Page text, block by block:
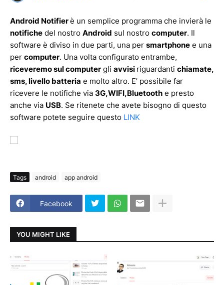
Android Notifierè un semplice programma che invierà le
notifiche del nostro Android sul nostro computer. Il
software è diviso in due parti, una per smartphone e una
per computer. Una volta configurato entrambe,
riceveremo sul computer gli avvisi riguardanti chiamate,
sms, livello batteria e molto altro. E’ possibile far
ricevere le notifiche via 3G,WIFI,Bluetooth e presto
anche via USB. Se ritenete che avete bisogno di questo
software potete seguire questo LINK
Tags android app android
Facebook
YOU MIGHT LIKE